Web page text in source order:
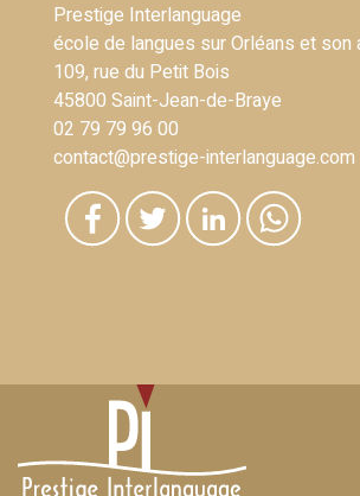
Prestige Interlanguage
école de langues sur Orléans et son
109, rue du Petit Bois
45800 Saint-Jean-de-Braye
02 79 79 96 00
contact@prestige-interlanguage.com